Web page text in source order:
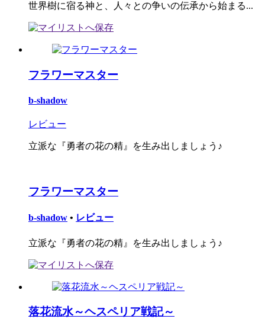
世界樹に宿る神と、人々との争いの伝承から始まる...
フラワーマスター
b-shadow
レビュー
立派な『勇者の花の精』を生み出しましょう♪
フラワーマスター
b-shadow • レビュー
立派な『勇者の花の精』を生み出しましょう♪
落花流水～ヘスペリア戦記～